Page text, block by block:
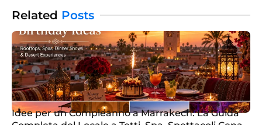
Related Posts
Idee per un Compleanno a Marrakech: La Guida